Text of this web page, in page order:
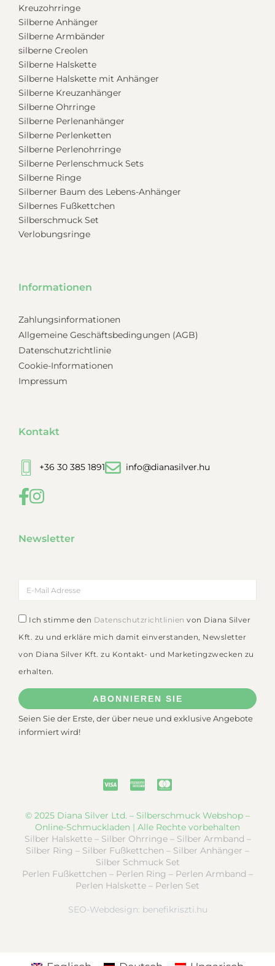
Kreuzohrringe
Silberne Anhänger
Silberne Armbänder
silberne Creolen
Silberne Halskette
Silberne Halskette mit Anhänger
Silberne Kreuzanhänger
Silberne Ohrringe
Silberne Perlenanhänger
Silberne Perlenketten
Silberne Perlenohrringe
Silberne Perlenschmuck Sets
Silberne Ringe
Silberner Baum des Lebens-Anhänger
Silbernes Fußkettchen
Silberschmuck Set
Verlobungsringe
Informationen
Zahlungsinformationen
Allgemeine Geschäftsbedingungen (AGB)
Datenschutzrichtlinie
Cookie-Informationen
Impressum
Kontakt
+36 30 385 1891 info@dianasilver.hu
Newsletter
Ich stimme den Datenschutzrichtlinien von Diana Silver
Kft. zu und erkläre mich damit einverstanden, Newsletter
von Diana Silver Kft. zu Kontakt- und Marketingzwecken zu
erhalten.
ABONNIEREN SIE
Seien Sie der Erste, der über neue und exklusive Angebote
informiert wird!
© 2025 Diana Silver Ltd. – Silberschmuck Webshop –
Online-Schmuckladen | Alle Rechte vorbehalten
Silber Halskette – Silber Ohrringe – Silber Armband –
Silber Ring – Silber Fußkettchen – Silber Anhänger –
Silber Schmuck Set
Perlen Fußkettchen – Perlen Ring – Perlen Armband –
Perlen Halskette – Perlen Set
SEO-Webdesign: benefikriszti.hu